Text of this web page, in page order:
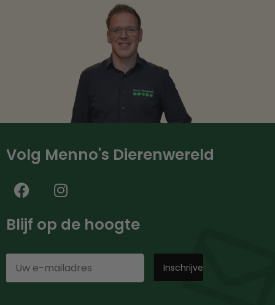
Volg Menno's Dierenwereld
Blijf op de hoogte